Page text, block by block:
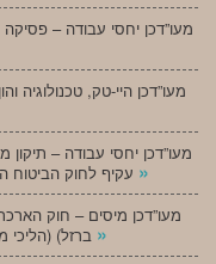
מעו”דכן יחסי עבודה –
מעו”דכן היי-טק, טכנולוגיה
»
מעו”דכן מיסים – חוק
»